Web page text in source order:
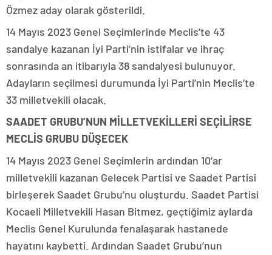
Özmez aday olarak gösterildi.
14 Mayıs 2023 Genel Seçimlerinde Meclis’te 43
sandalye kazanan İyi Parti’nin istifalar ve ihraç
sonrasında an itibarıyla 38 sandalyesi bulunuyor.
Adayların seçilmesi durumunda İyi Parti’nin Meclis’te
33 milletvekili olacak.
SAADET GRUBU’NUN MİLLETVEKİLLERİ SEÇİLİRSE
MECLİS GRUBU DÜŞECEK
14 Mayıs 2023 Genel Seçimlerin ardından 10’ar
milletvekili kazanan Gelecek Partisi ve Saadet Partisi
birleşerek Saadet Grubu’nu oluşturdu. Saadet Partisi
Kocaeli Milletvekili Hasan Bitmez, geçtiğimiz aylarda
Meclis Genel Kurulunda fenalaşarak hastanede
hayatını kaybetti. Ardından Saadet Grubu’nun